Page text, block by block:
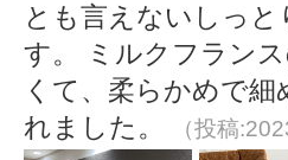
とも言えないしっ
す。 ミルクフラン
くて、柔らかめで
れました。
（投稿